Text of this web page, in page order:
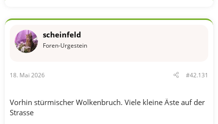
scheinfeld
Foren-Urgestein
18. Mai 2026 #42.131
Vorhin stürmischer Wolkenbruch. Viele kleine Äste auf der
Strasse